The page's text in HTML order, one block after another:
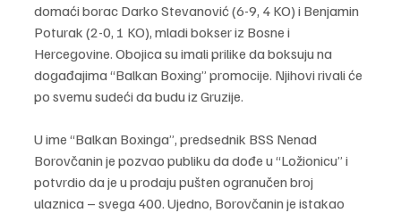
domaći borac Darko Stevanović (6-9, 4 KO) i Benjamin
Poturak (2-0, 1 KO), mladi bokser iz Bosne i
Hercegovine. Obojica su imali prilike da boksuju na
događajima “Balkan Boxing” promocije. Njihovi rivali će
po svemu sudeći da budu iz Gruzije.
U ime “Balkan Boxinga”, predsednik BSS Nenad
Borovčanin je pozvao publiku da dođe u “Ložionicu” i
potvrdio da je u prodaju pušten ogranučen broj
ulaznica – svega 400. Ujedno, Borovčanin je istakao